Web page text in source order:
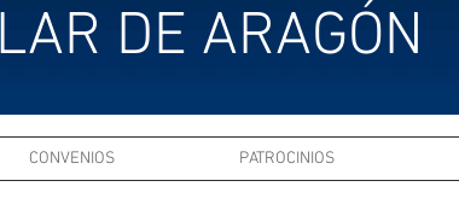
DE ARAGÓN
CONVENIOS PATROCINIOS